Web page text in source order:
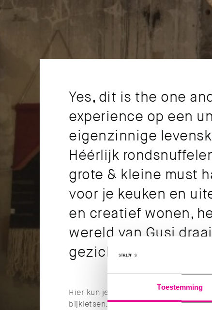
Toestemming
Yes, dit is the one
experience op een
eigenzinnige
Héérlijk
grote & kleine must
voor je keuken en
en creatief wonen,
wereld van Gusj
gezicht!
Hier kun je authentiek ‘markten’.
bijkletsen. Of gewoon doen wat je